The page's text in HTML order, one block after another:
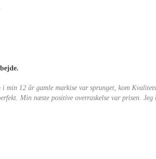
min 12 år gamle markise var sprunget, kom
Min næste positive overraskelse var prisen. Jeg